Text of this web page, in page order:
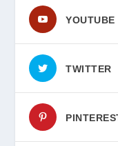
YOUTUBE
TWITTER